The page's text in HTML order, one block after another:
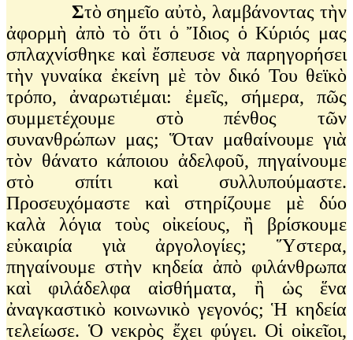
Στὸ σημεῖο αὐτὸ, λαμβάνοντας τὴν
ἀφορμὴ ἀπὸ τὸ ὅτι ὁ Ἴδιος ὁ Κύριός μας
σπλαχνίσθηκε καὶ ἔσπευσε νὰ παρηγορήσει
τὴν γυναίκα ἐκείνη μὲ τὸν δικό Του θεϊκὸ
τρόπο, ἀναρωτιέμαι: ἐμεῖς, σήμερα, πῶς
συμμετέχουμε στὸ πένθος τῶν
συνανθρώπων μας; Ὅταν μαθαίνουμε γιὰ
τὸν θάνατο κάποιου ἀδελφοῦ, πηγαίνουμε
στὸ σπίτι καὶ συλλυπούμαστε.
Προσευχόμαστε καὶ στηρίζουμε μὲ δύο
καλὰ λόγια τοὺς οἰκείους, ἢ βρίσκουμε
εὐκαιρία γιὰ ἀργολογίες; Ὕστερα,
πηγαίνουμε στὴν κηδεία ἀπὸ φιλάνθρωπα
καὶ φιλάδελφα αἰσθήματα, ἢ ὡς ἕνα
ἀναγκαστικὸ κοινωνικὸ γεγονός; Ἡ κηδεία
τελείωσε. Ὁ νεκρὸς ἔχει φύγει. Οἱ οἰκεῖοι,